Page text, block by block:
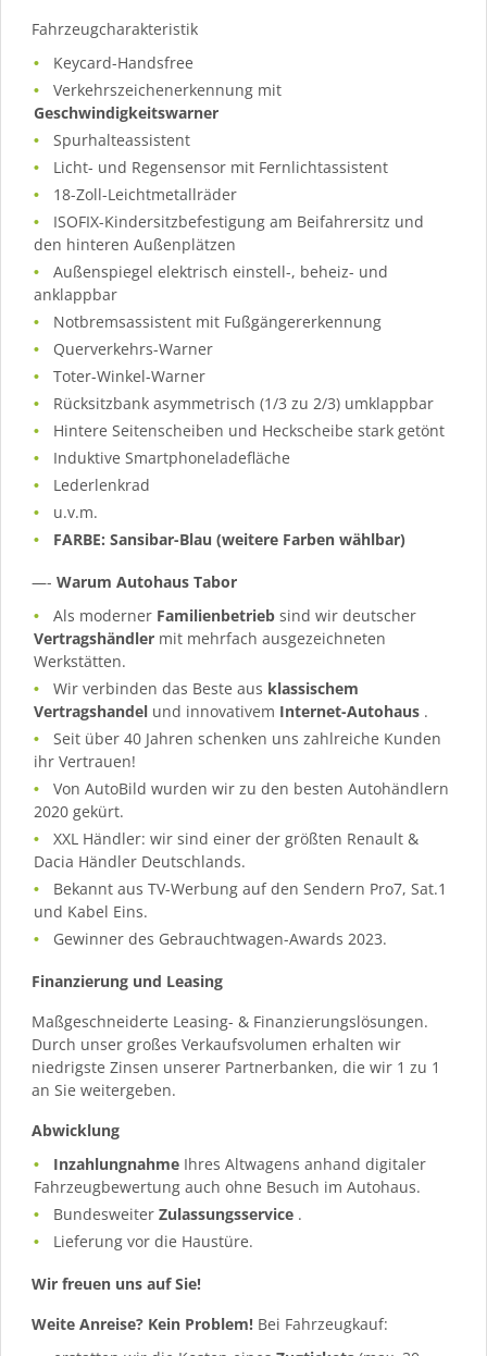
Fahrzeugcharakteristik
Keycard-Handsfree
Verkehrszeichenerkennung mit
Geschwindigkeitswarner
Spurhalteassistent
Licht- und Regensensor mit Fernlichtassistent
18-Zoll-Leichtmetallräder
ISOFIX-Kindersitzbefestigung am Beifahrersitz und
den hinteren Außenplätzen
Außenspiegel elektrisch einstell-, beheiz- und
anklappbar
Notbremsassistent mit Fußgängererkennung
Querverkehrs-Warner
Toter-Winkel-Warner
Rücksitzbank asymmetrisch (1/3 zu 2/3) umklappbar
Hintere Seitenscheiben und Heckscheibe stark getönt
Induktive Smartphoneladefläche
Lederlenkrad
u.v.m.
FARBE: Sansibar-Blau (weitere Farben wählbar)
—- Warum Autohaus Tabor
Als moderner Familienbetrieb sind wir deutscher
Vertragshändler mit mehrfach ausgezeichneten
Werkstätten.
Wir verbinden das Beste aus klassischem
Vertragshandel und innovativem Internet-Autohaus .
Seit über 40 Jahren schenken uns zahlreiche Kunden
ihr Vertrauen!
Von AutoBild wurden wir zu den besten Autohändlern
2020 gekürt.
XXL Händler: wir sind einer der größten Renault &
Dacia Händler Deutschlands.
Bekannt aus TV-Werbung auf den Sendern Pro7, Sat.1
und Kabel Eins.
Gewinner des Gebrauchtwagen-Awards 2023.
Finanzierung und Leasing
Maßgeschneiderte Leasing- & Finanzierungslösungen.
Durch unser großes Verkaufsvolumen erhalten wir
niedrigste Zinsen unserer Partnerbanken, die wir 1 zu 1
an Sie weitergeben.
Abwicklung
Inzahlungnahme Ihres Altwagens anhand digitaler
Fahrzeugbewertung auch ohne Besuch im Autohaus.
BundesweiterZulassungsservice .
Lieferung vor die Haustüre.
Wir freuen uns auf Sie!
Weite Anreise? Kein Problem! Bei Fahrzeugkauf: